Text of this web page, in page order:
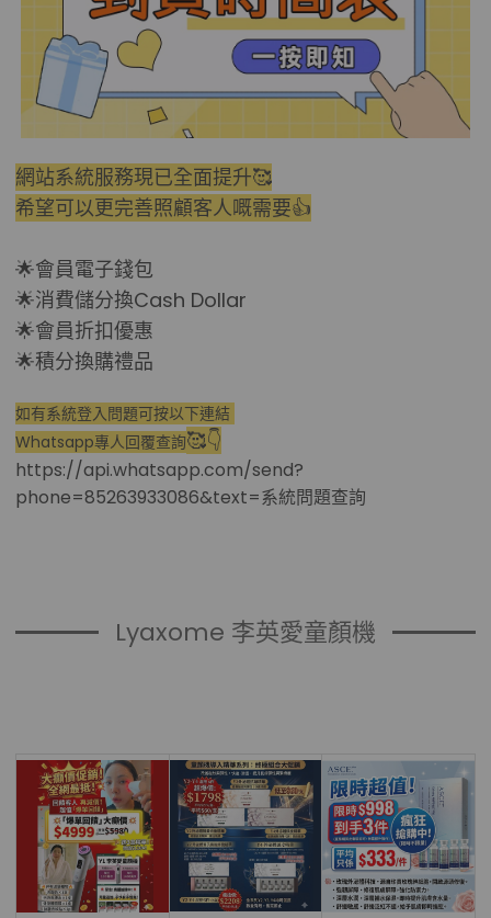
網站系統服務現已全面提升🥰
希望可以更完善照顧客人嘅需要👍
🌟會員電子錢包
🌟消費儲分換Cash Dollar
🌟會員折扣優惠
🌟積分換購禮品
如有系統登入問題可按以下連結
Whatsapp專人回覆查詢🥰👇
https://api.whatsapp.com/send?
phone=85263933086&text=系統問題查詢
Lyaxome 李英愛童顏機